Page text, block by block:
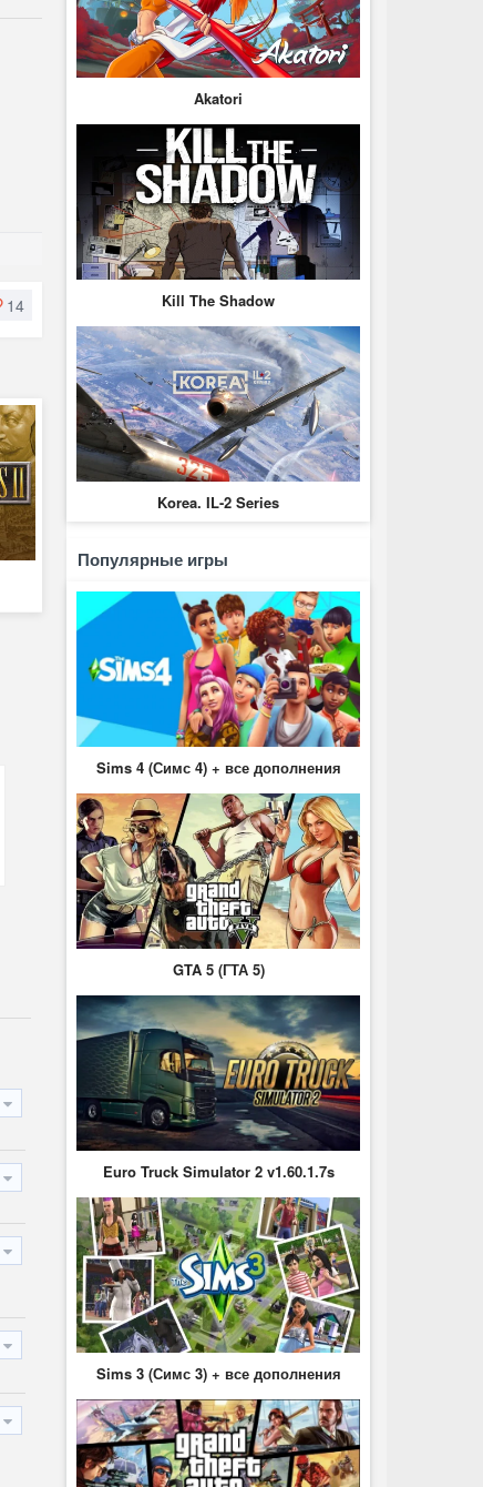
14
Akatori
Kill The Shadow
Korea. IL-2 Series
Популярные игры
Sims 4 (Симс 4) + все дополнения
GTA 5 (ГТА 5)
Euro Truck Simulator 2 v1.60.1.7s
Sims 3 (Симс 3) + все дополнения